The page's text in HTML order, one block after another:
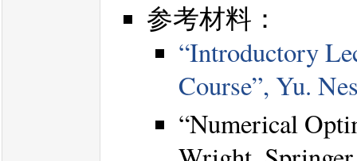
参考材料：
“Introductory
Course”, Yu.
“Numerical